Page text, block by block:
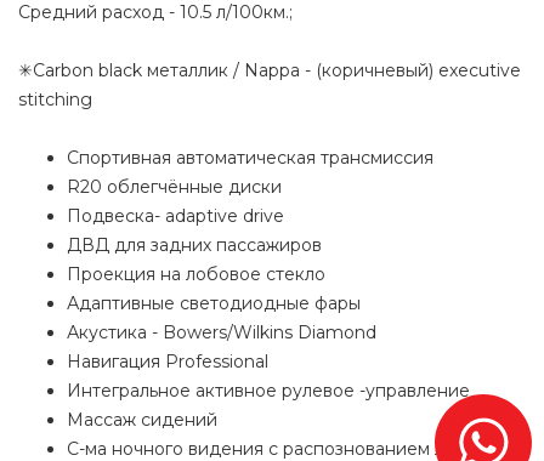
Средний расход - 10.5 л/100км.;
✳Carbon black металлик / Nappa - (коричневый) executive
stitching
Спортивная автоматическая трансмиссия
R20 облегчённые диски
Подвеска- adaptive drive
ДВД для задних пассажиров
Проекция на лобовое стекло
Адаптивные светодиодные фары
Акустика - Bowers/Wilkins Diamond
Навигация Professional
Интегральное активное рулевое -управление
Массаж сидений
С-ма ночного видения с распознованием людей